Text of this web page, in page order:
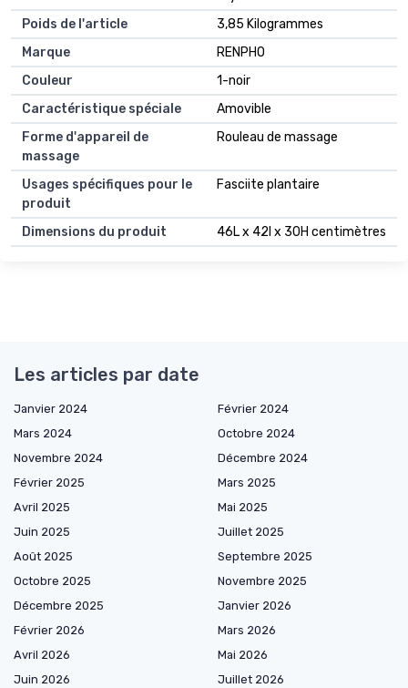
Poids de l'article
3,85 Kilogrammes
Marque
RENPHO
Couleur
1-noir
Caractéristique spéciale
Amovible
Forme d'appareil de
massage
Rouleau de massage
Usages spécifiques pour le
produit
Fasciite plantaire
Dimensions du produit 46L x 42l x 30H centimètres
Les articles par date
Janvier 2024
Février 2024
Mars 2024
Octobre 2024
Novembre 2024
Décembre 2024
Février 2025
Mars 2025
Avril 2025
Mai 2025
Juin 2025
Juillet 2025
Août 2025
Septembre 2025
Octobre 2025
Novembre 2025
Décembre 2025
Janvier 2026
Février 2026
Mars 2026
Avril 2026
Mai 2026
Juin 2026
Juillet 2026